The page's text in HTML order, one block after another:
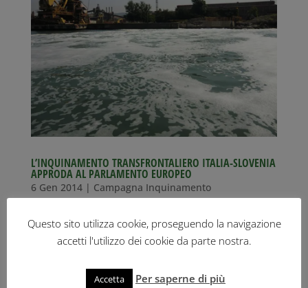
L’INQUINAMENTO TRANSFRONTALIERO ITALIA-SLOVENIA
APPRODA AL PARLAMENTO EUROPEO
6 Gen 2014| Campagna Inquinamento
SOTTO ACCUSA FERRIERA DI SERVOLA,
INCENERITORE E DEPURATORE FOGNARIO DI TRIESTE
Il Parlamento Europeo ha accolto la petizione (a cui è
Greenaction Transnational sull’inquinamento
Questo sito utilizza cookie, proseguendo la navigazione
accetti l'utilizzo dei cookie da parte nostra.
Accetta Per saperne di più